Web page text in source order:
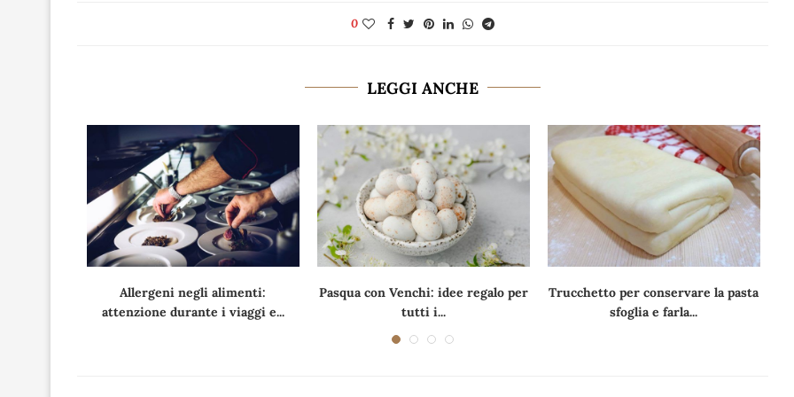
0
LEGGI ANCHE
Allergeni negli alimenti:
attenzione durante i viaggi e...
Pasqua con Venchi: idee regalo per
tutti i...
Trucchetto per conservare la pasta
sfoglia e farla...